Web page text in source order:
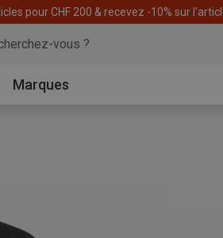
pour CHF 200 & recevez -10% sur
Marques